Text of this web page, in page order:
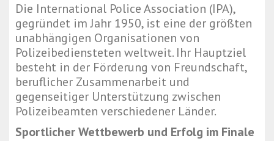
Die International Police Association (IPA),
gegründet im Jahr 1950, ist eine der größten
unabhängigen Organisationen von
Polizeibediensteten weltweit. Ihr Hauptziel
besteht in der Förderung von Freundschaft,
beruflicher Zusammenarbeit und
gegenseitiger Unterstützung zwischen
Polizeibeamten verschiedener Länder.
Sportlicher Wettbewerb und Erfolg im Finale